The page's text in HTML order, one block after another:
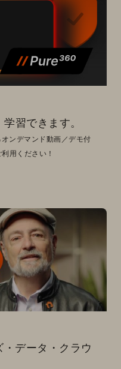
習できます。
ンデマンド動画／デモ付
用ください！
データ・クラウ